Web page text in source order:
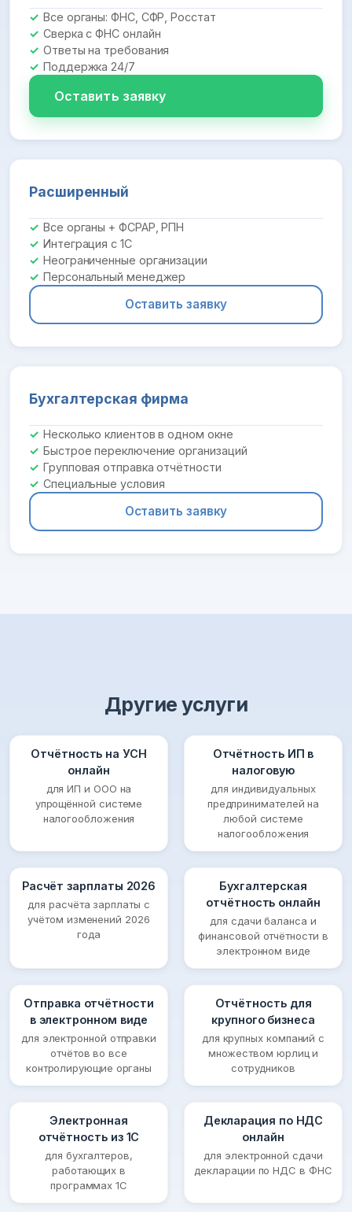
Все органы: ФНС, СФР, Росстат
Сверка с ФНС онлайн
Ответы на требования
Поддержка 24/7
Оставить заявку
Расширенный
Все органы + ФСРАР, РПН
Интеграция с 1С
Неограниченные организации
Персональный менеджер
Оставить заявку
Бухгалтерская фирма
Несколько клиентов в одном окне
Быстрое переключение организаций
Групповая отправка отчётности
Специальные условия
Оставить заявку
Другие услуги
Отчётность на УСН
онлайн
для ИП и ООО на
упрощённой системе
налогообложения
Отчётность ИП в
налоговую
для индивидуальных
предпринимателей на
любой системе
налогообложения
Расчёт зарплаты 2026
для расчёта зарплаты с
учётом изменений 2026
года
Бухгалтерская
отчётность онлайн
для сдачи баланса и
финансовой отчётности в
электронном виде
Отправка отчётности
в электронном виде
для электронной отправки
отчётов во все
контролирующие органы
Отчётность для
крупного бизнеса
для крупных компаний с
множеством юрлиц и
сотрудников
Электронная
отчётность из 1С
для бухгалтеров,
работающих в
программах 1С
Декларация по НДС
онлайн
для электронной сдачи
декларации по НДС в ФНС